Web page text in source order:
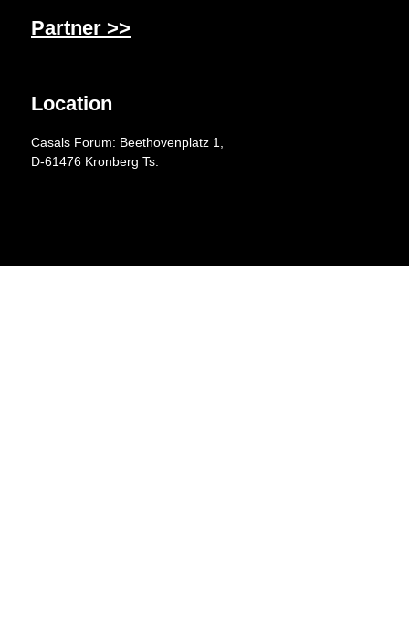
Partner >>
Location
Casals Forum: Beethovenplatz 1,
D-61476 Kronberg Ts.